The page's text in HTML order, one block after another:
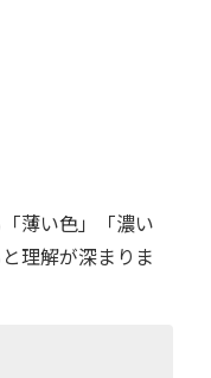
薄い色」「濃い
理解が深まりま